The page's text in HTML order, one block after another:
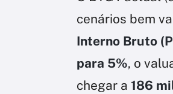
cenários bem
Interno Bruto
para 5%, o
chegar a 186